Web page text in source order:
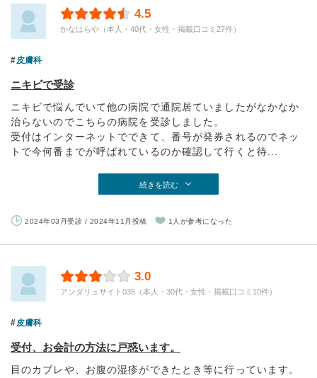
4.5
かなはらや（本人・40代・女性・掲載口コミ27件）
皮膚科
ニキビで受診
ニキビで悩んでいて他の病院で通院居ていましたがなかなか
治らないのでこちらの病院を受診しました。
受付はインターネットでできて、番号が発券されるのでネッ
トで今何番までが呼ばれているのか確認して行くと待...
続きを読む
2024年03月受診 / 2024年11月投稿 1人が参考になった
3.0
アンダリュサイト035（本人・30代・女性・掲載口コミ10件）
皮膚科
受付、お会計の方法に戸惑います。
目のカブレや、お腹の湿疹ができたとき等に行っています。